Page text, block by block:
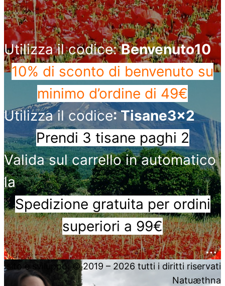
Utilizza il codice:Benvenuto10
10% di sconto di benvenuto su
minimo d’ordine di 49€
Utilizza il codice: Tisane3x2
Prendi 3 tisane paghi 2
Valida sul carrello in automatico
la
Spedizione gratuita per ordini
superiori a 99€
….
sito e sviluppo: © 2019 – 2026 tutti i diritti riservati
Natuæthna